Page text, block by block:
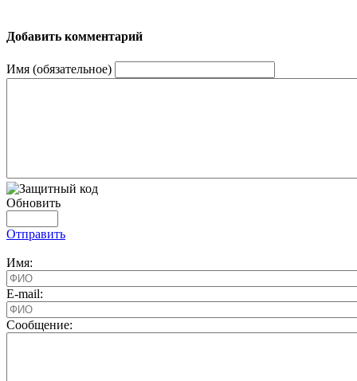
Добавить комментарий
Имя (обязательное)
Обновить
Отправить
Имя:
E-mail:
Cообщение: